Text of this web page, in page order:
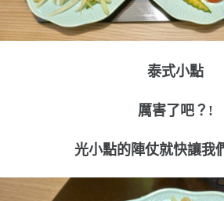
泰式小點
厲害了吧？!
光小點的陣仗就快讓我